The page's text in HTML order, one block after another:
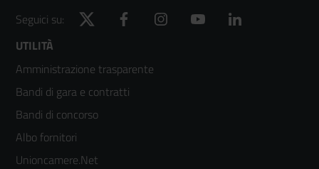
Seguici su:
Twitter Facebook Instagram YouTube
Footer
menù
colonna
2
UTILITÀ
Amministrazione trasparente
Bandi di gara e contratti
Bandi di concorso
Albo fornitori
Unioncamere.Net